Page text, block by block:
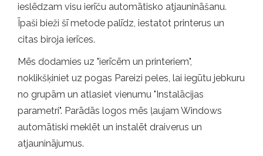
ieslēdzam visu ierīču automātisko atjaunināšanu.
Īpaši bieži šī metode palīdz, iestatot printerus un
citas biroja ierīces.
Mēs dodamies uz "ierīcēm un printeriem",
noklikšķiniet uz pogas Pareizi peles, lai iegūtu jebkuru
no grupām un atlasiet vienumu "Instalācijas
parametri". Parādās logos mēs ļaujam Windows
automātiski meklēt un instalēt draiverus un
atjauninājumus.